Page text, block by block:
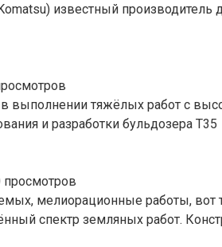
известный
в выполнении тяжёлых работ с
и разработки бульдозера Т35
просмотров
мелиорационные работы,
спектр земляных работ.